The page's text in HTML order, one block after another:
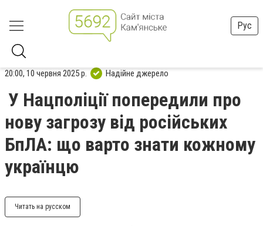
Рус
20:00, 10 червня 2025 р. Надійне джерело
У Нацполіції попередили про
нову загрозу від російських
БпЛА: що варто знати кожному
українцю
Читать на русском